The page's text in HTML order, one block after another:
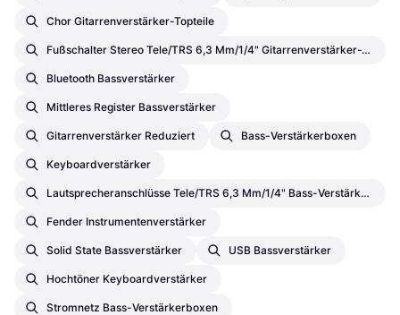
Chor Gitarrenverstärker-Topteile
Fußschalter Stereo Tele/TRS 6,3 Mm/1/4" Gitarrenverstärker-Topteile
Bluetooth Bassverstärker
Mittleres Register Bassverstärker
Gitarrenverstärker Reduziert Bass-Verstärkerboxen
Keyboardverstärker
Lautsprecheranschlüsse Tele/TRS 6,3 Mm/1/4" Bass-Verstärkerboxen
Fender Instrumentenverstärker
Solid State Bassverstärker USB Bassverstärker
Hochtöner Keyboardverstärker
Stromnetz Bass-Verstärkerboxen